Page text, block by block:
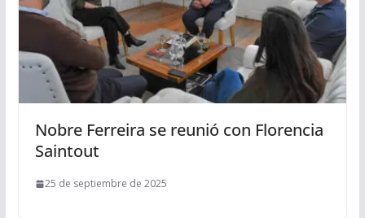
Nobre Ferreira se reunió con Florencia
Saintout
25 de septiembre de 2025